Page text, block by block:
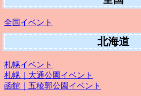
ゲ
ー
シ
ョ
ン
全国イベント
北海道
札幌イベント
札幌｜大通公園イベント
函館｜五稜郭公園イベント